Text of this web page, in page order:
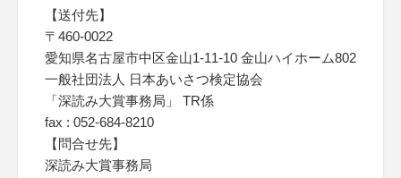
【送付先】
〒460-0022
愛知県名古屋市中区金山1-11-10 金山ハイホーム802
一般社団法人 日本あいさつ検定協会
「深読み大賞事務局」 TR係
fax : 052-684-8210
【問合せ先】
深読み大賞事務局